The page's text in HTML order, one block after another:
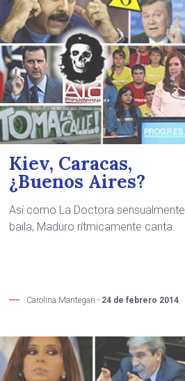
Kiev, Caracas,
¿Buenos Aires?
Así como La Doctora sensualmente
baila, Maduro rítmicamente canta.
Carolina Mantegari - 24 de febrero 2014